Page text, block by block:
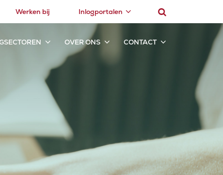
Werken bij Inlogportalen
OVER ONS CONTACT